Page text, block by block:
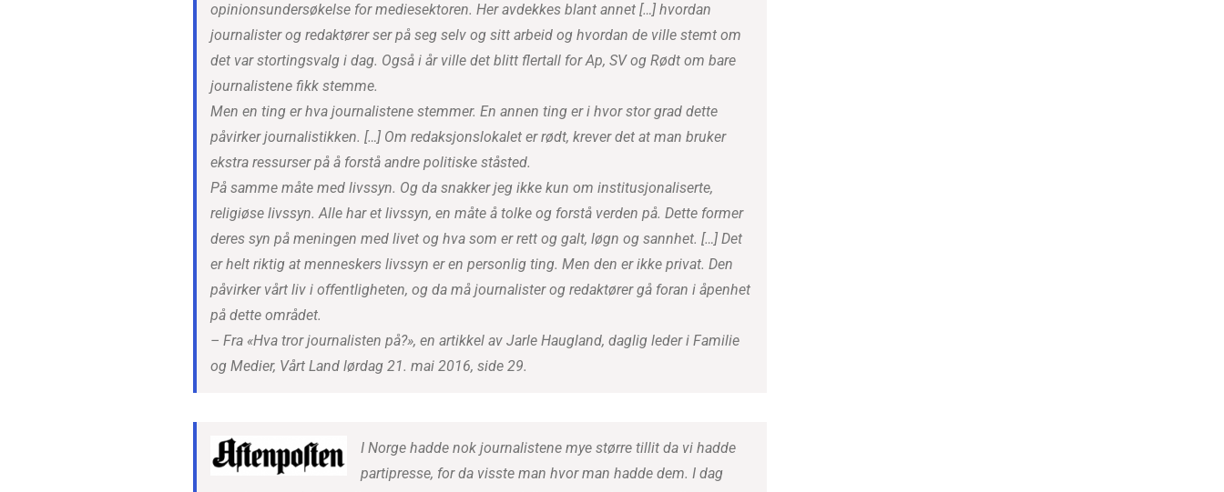
opinionsundersøkelse for mediesektoren. Her avdekkes blant annet […] hvordan
journalister og redaktører ser på seg selv og sitt arbeid og hvordan de ville stemt om
det var stortingsvalg i dag. Også i år ville det blitt flertall for Ap, SV og Rødt om bare
journalistene fikk stemme.
Men en ting er hva journalistene stemmer. En annen ting er i hvor stor grad dette
påvirker journalistikken. […] Om redaksjonslokalet er rødt, krever det at man bruker
ekstra ressurser på å forstå andre politiske ståsted.
På samme måte med livssyn. Og da snakker jeg ikke kun om institusjonaliserte,
religiøse livssyn. Alle har et livssyn, en måte å tolke og forstå verden på. Dette former
deres syn på meningen med livet og hva som er rett og galt, løgn og sannhet. […] Det
er helt riktig at menneskers livssyn er en personlig ting. Men den er ikke privat. Den
påvirker vårt liv i offentligheten, og da må journalister og redaktører gå foran i åpenhet
på dette området.
– Fra «Hva tror journalisten på?», en artikkel av Jarle Haugland, daglig leder i Familie
og Medier, Vårt Land lørdag 21. mai 2016, side 29.
I Norge hadde nok journalistene mye større tillit da vi hadde
partipresse, for da visste man hvor man hadde dem. I dag